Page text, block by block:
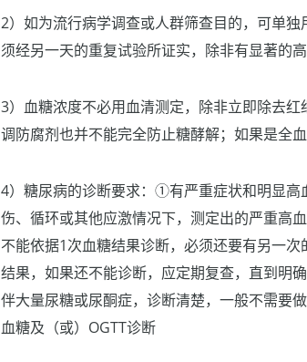
2）如为流行病学调查或人群筛查目的，可单
须经另一天的重复试验所证实，除非有显著的
3）血糖浓度不必用血清测定，除非立即除去
调防腐剂也并不能完全防止糖酵解；如果是全
4）糖尿病的诊断要求：①有严重症状和明显
伤、循环或其他应激情况下，测定出的严重高
不能依据1次血糖结果诊断，必须还要有另一
结果，如果还不能诊断，应定期复查，直到明
伴大量尿糖或尿酮症，诊断清楚，一般不需要
血糖及（或）OGTT诊断